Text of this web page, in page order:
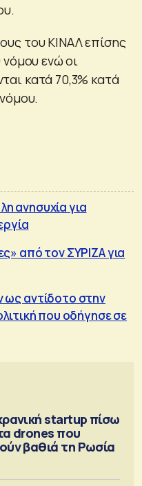
του ΚΙΝΑΛ επίσης
νόμου ενώ οι
κατά 70,3% κατά
ανησυχία για
από τον ΣΥΡΙΖΑ για
αντίδοτο στην
που οδήγησε σε
startup πίσω
drones που
βαθιά τη Ρωσία